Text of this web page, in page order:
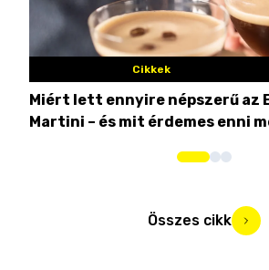
Cikkek
Miért lett ennyire népszerű az
Martini – és mit érdemes enni
Összes cikk